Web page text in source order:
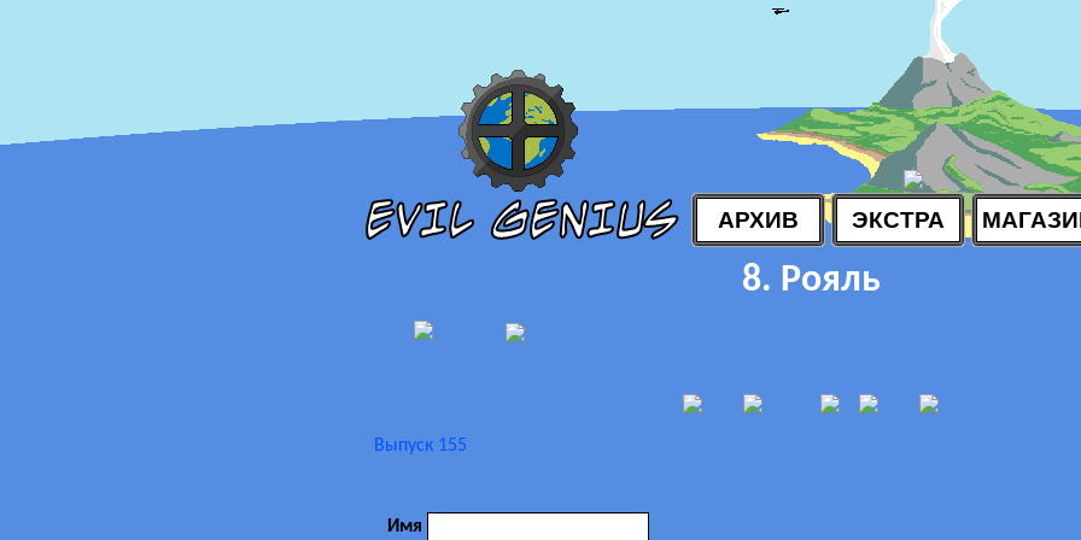
АРХИВ ЭКСТРА
8. Рояль
Выпуск 155
Имя